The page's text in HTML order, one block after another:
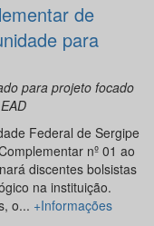
de
para
para projeto focado
Federal de Sergipe
nº 01 ao
discentes bolsistas
na instituição.
o... +Informações